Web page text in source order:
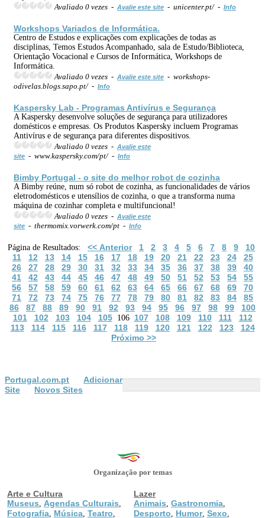
Avaliado 0 vezes - Avalie este site - unicenter.pt/ - Info
Workshops Variados de Informática.
Centro de Estudos e explicações com explicações de todas as
disciplinas, Temos Estudos Acompanhado, sala de Estudo/Biblioteca,
Orientação Vocacional e Cursos de Informática, Workshops de
Informática.
Avaliado 0 vezes - Avalie este site - workshops-
odivelas.blogs.sapo.pt/ - Info
Kaspersky Lab - Programas Antivírus e Segurança
A Kaspersky desenvolve soluções de segurança para utilizadores
domésticos e empresas. Os Produtos Kaspersky incluem Programas
Antivírus e de segurança para diferentes dispositivos.
Avaliado 0 vezes - Avalie este
site - www.kaspersky.com/pt/ - Info
Bimby Portugal - o site do melhor robot de cozinha
A Bimby reúne, num só robot de cozinha, as funcionalidades de vários
eletrodomésticos e utensílios de cozinha, o que a transforma numa
máquina de cozinhar completa e multifuncional!
Avaliado 0 vezes - Avalie este
site - thermomix.vorwerk.com/pt - Info
Página de Resultados: << Anterior 1 2 3 4 5 6 7 8 9
10
11
12 13 14 15 16 17 18 19 20 21 22 23 24
25
26
27 28 29 30 31 32 33 34 35 36 37 38 39
40
41
42 43 44 45 46 47 48 49 50 51 52 53 54
55
56
57 58 59 60 61 62 63 64 65 66 67 68 69
70
71
72 73 74 75 76 77 78 79 80 81 82 83 84
85
86
87 88 89 90 91 92 93 94 95 96 97 98 99
100
101
102 103 104 105106 107 108 109 110 111
112
113
114 115 116 117 118 119 120 121 122 123
124
Próximo >>
Portugal.com.pt
Adicionar
Site
Novos Sites
Organização por temas
Arte e Cultura
Museus
Agendas Culturais
Fotografia Música Teatro
Lazer
Animais Gastronomia
Desporto Humor, Sexo